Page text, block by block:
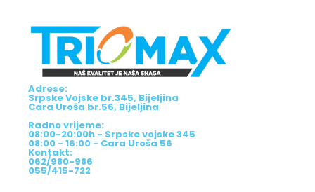
Adrese:
Srpske Vojske br.345, Bijeljina
Cara Uroša br.56, Bijeljina
Radno vrijeme:
08:00-20:00h - Srpske vojske 345
08:00 - 16:00 - Cara Uroša 56
Kontakt:
062/980-986
055/415-722